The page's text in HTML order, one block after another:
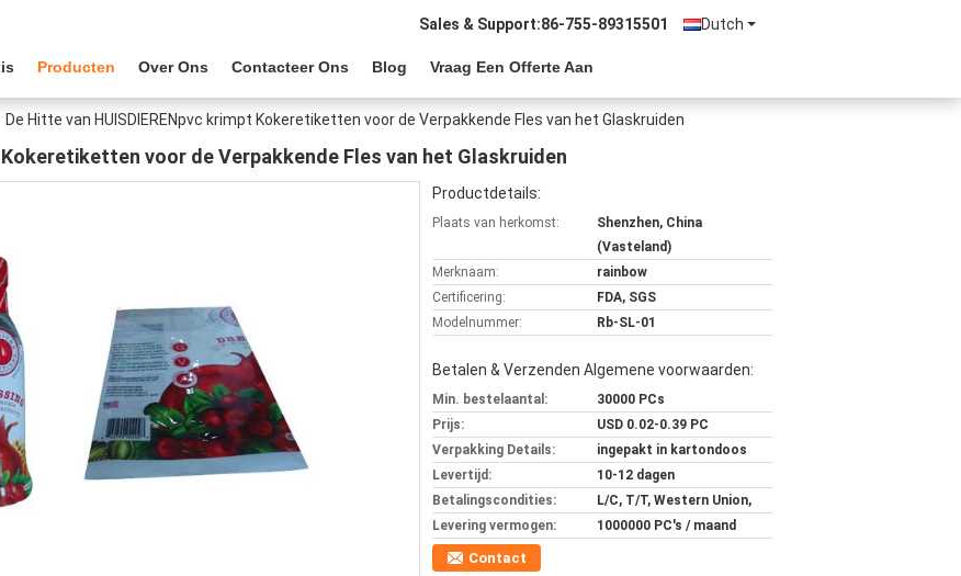
Dutch
Sales & Support:86-755-89315501
Producten Over Ons Contacteer Ons Blog Vraag Een Offerte Aan
De Hitte van HUISDIERENpvc krimpt Kokeretiketten voor de Verpakkende Fles van het Glaskruiden
Kokeretiketten voor de Verpakkende Fles van het Glaskruiden
Productdetails:
Plaats van herkomst:
Shenzhen, China
(Vasteland)
Merknaam:
rainbow
Certificering:
FDA, SGS
Modelnummer:
Rb-SL-01
Betalen & Verzenden Algemene voorwaarden:
Min. bestelaantal:
30000 PCs
Prijs:
USD 0.02-0.39 PC
Verpakking Details:
ingepakt in kartondoos
Levertijd:
10-12 dagen
Betalingscondities:
L/C, T/T, Western Union,
Levering vermogen:
1000000 PC's / maand
Contact